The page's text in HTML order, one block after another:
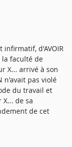
d'AVOIR
la faculté de
X... arrivé à son
n'avait pas violé
du travail et
de sa
de cet